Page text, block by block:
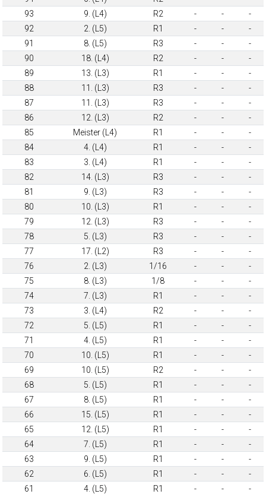
93
9. (L4) R2 - -
-
92
2. (L5) R1 - -
-
91
8. (L5) R3 - -
-
90
18. (L4) R2 - -
-
89
13. (L3) R1 - -
-
88
11. (L3) R3 - -
-
87
11. (L3) R3 - -
-
86
12. (L3) R2 - -
-
85
Meister (L4) R1 - -
-
84
4. (L4) R1 - -
-
83
3. (L4) R1 - -
-
82
14. (L3) R3 - -
-
81
9. (L3) R3 - -
-
80
10. (L3) R1 - -
-
79
12. (L3) R3 - -
-
78
5. (L3) R3 - -
-
77
17. (L2) R3 - -
-
76
2. (L3) 1/16 - -
-
75
8. (L3) 1/8 - -
-
74
7. (L3) R1 - -
-
73
3. (L4) R2 - -
-
72
5. (L5) R1 - -
-
71
4. (L5) R1 - -
-
70
10. (L5) R1 - -
-
69
10. (L5) R2 - -
-
68
5. (L5) R1 - -
-
67
8. (L5) R1 - -
-
66
15. (L5) R1 - -
-
65
12. (L5) R1 - -
-
64
7. (L5) R1 - -
-
63
9. (L5) R1 - -
-
62
6. (L5) R1 - -
-
61
4. (L5) R1 - -
-